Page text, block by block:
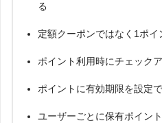
る
定額クーポンではなく1ポ
ポイント利用時にチェック
ポイントに有効期限を設定
ユーザーごとに保有ポイン